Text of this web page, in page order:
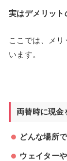
実はデメリット
ここでは、メ
います。
両替時に現金
どんな場所
ウェイター